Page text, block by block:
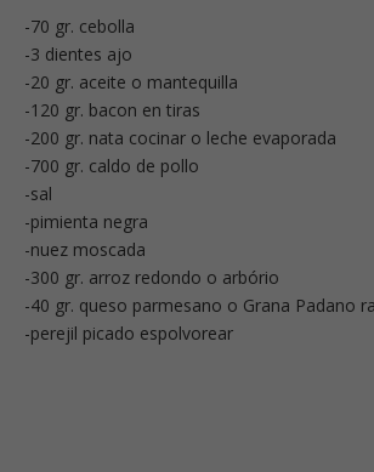
-70 gr. cebolla
-3 dientes ajo
-20 gr. aceite o mantequilla
-120 gr. bacon en tiras
-200 gr. nata cocinar o leche evaporada
-700 gr. caldo de pollo
-sal
-pimienta negra
-nuez moscada
-300 gr. arroz redondo o arbório
-40 gr. queso parmesano o Grana Padano
-perejil picado espolvorear